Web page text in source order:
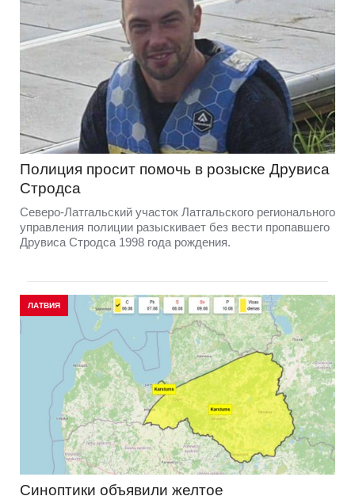
Полиция просит помочь в розыске Друвиса
Стродса
Северо-Латгальский участок Латгальского регионального
управления полиции разыскивает без вести пропавшего
Друвиса Стродса 1998 года рождения.
ЛАТВИЯ
Синоптики объявили желтое